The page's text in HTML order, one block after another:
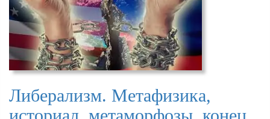
Либерализм. Метафизика,